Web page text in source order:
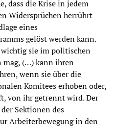
dass die Krise in jedem
Widersprüchen herrührt
eines
gelöst werden kann.
sie im politischen
mag, (…) kann ihren
wenn sie über die
Komitees erhoben oder,
von ihr getrennt wird. Der
Sektionen des
Arbeiterbewegung in den